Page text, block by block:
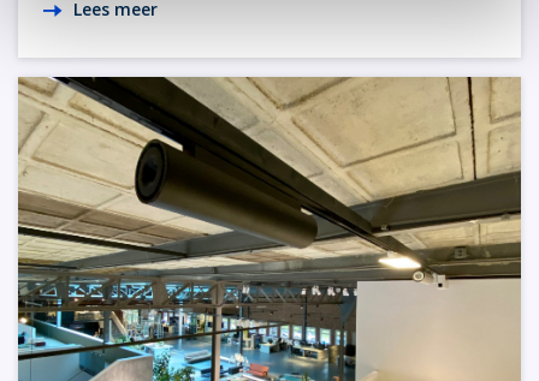
Lees meer